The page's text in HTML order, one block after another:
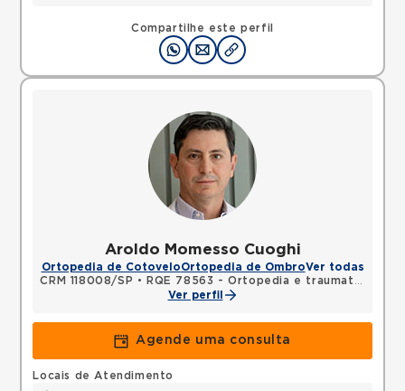
Compartilhe este perfil
Aroldo Momesso Cuoghi
Ortopedia de CotoveloOrtopedia de OmbroVer todas
CRM 118008/SP •
RQE 78563 - Ortopedia e traumatologia
Ver perfil
Agende uma consulta
Locais de Atendimento